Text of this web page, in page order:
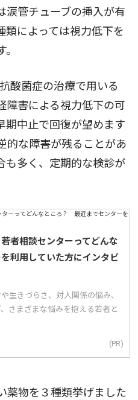
涙管チューブの挿入が有
類によっては視力低下を
酸菌症の治療で用いる
障害による視力低下の可
期中止で回復が望めます
的な障害が残ることがあ
も多く、定期的な検診が
者相談センターってどんな
利用していた方にインタビ
生きづらさ、対人関係の悩み、
さまざまな悩みを抱える若者と
(PR)
薬物を３種類挙げました